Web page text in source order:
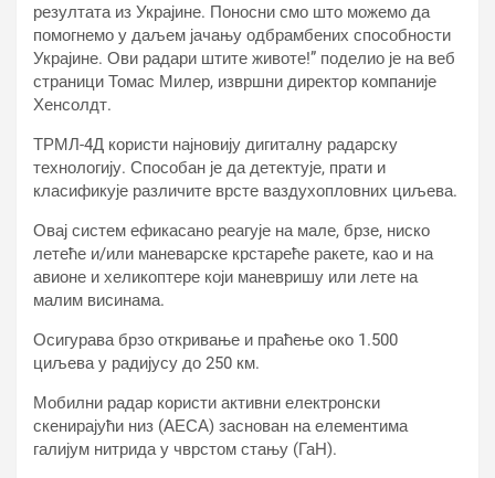
резултата из Украјине. Поносни смо што можемо да
помогнемо у даљем јачању одбрамбених способности
Украјине. Ови радари штите животе!” поделио је на веб
страници Томас Милер, извршни директор компаније
Хенсолдт.
ТРМЛ-4Д користи најновију дигиталну радарску
технологију. Способан је да детектује, прати и
класификује различите врсте ваздухопловних циљева.
Овај систем ефикасано реагује на мале, брзе, ниско
летеће и/или маневарске крстареће ракете, као и на
авионе и хеликоптере који маневришу или лете на
малим висинама.
Осигурава брзо откривање и праћење око 1.500
циљева у радијусу до 250 км.
Мобилни радар користи активни електронски
скенирајући низ (АЕСА) заснован на елементима
галијум нитрида у чврстом стању (ГаН).